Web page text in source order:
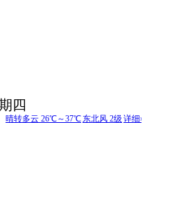
四